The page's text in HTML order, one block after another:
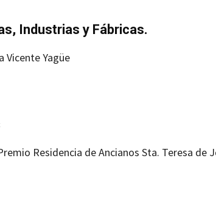
Industrias y Fábricas.
Vicente Yagüe
Residencia de Ancianos Sta. Teresa de